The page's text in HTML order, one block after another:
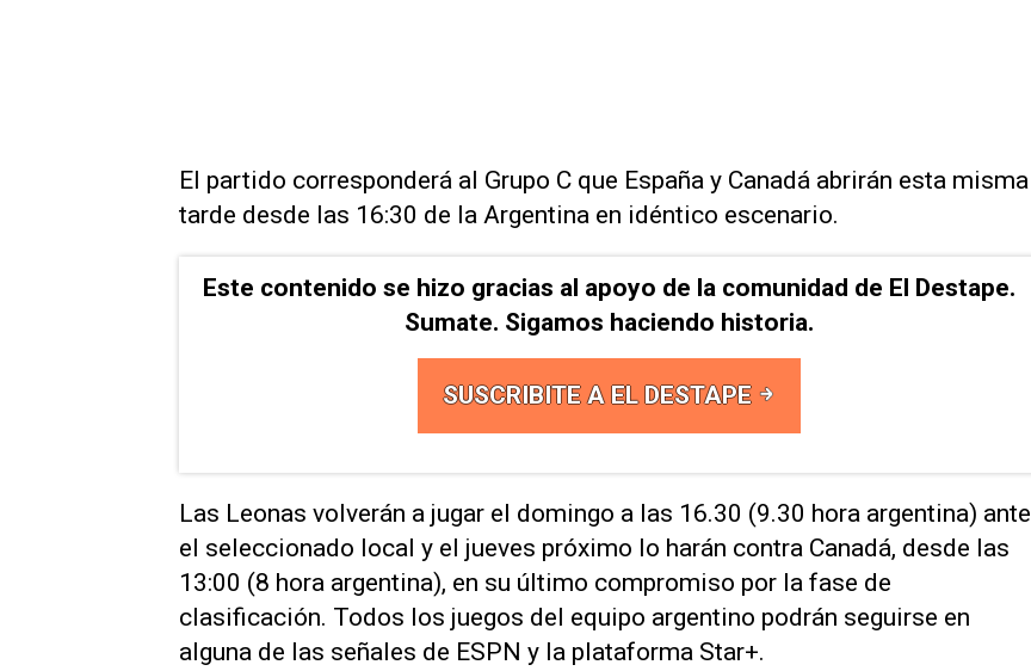
El partido corresponderá al Grupo C que España y Canadá abrirán esta misma
tarde desde las 16:30 de la Argentina en idéntico escenario.
Este contenido se hizo gracias al apoyo de la comunidad de El Destape.
Sumate. Sigamos haciendo historia.
SUSCRIBITE A EL DESTAPE
Las Leonas volverán a jugar el domingo a las 16.30 (9.30 hora argentina) ante
el seleccionado local y el jueves próximo lo harán contra Canadá, desde las
13:00 (8 hora argentina), en su último compromiso por la fase de
clasificación. Todos los juegos del equipo argentino podrán seguirse en
alguna de las señales de ESPN y la plataforma Star+.